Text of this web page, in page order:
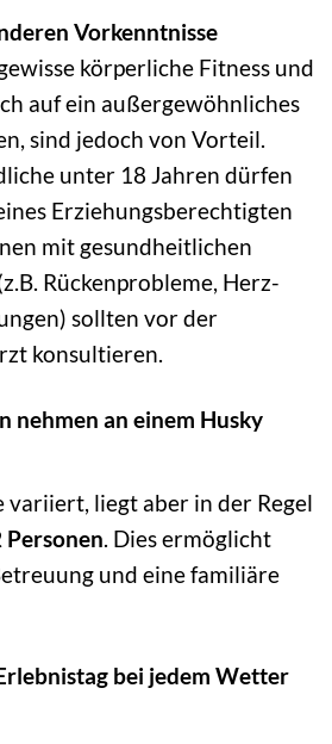
Vorkenntnisse
körperliche Fitness und
auf ein außergewöhnliches
sind jedoch von Vorteil.
unter 18 Jahren dürfen
Erziehungsberechtigten
mit gesundheitlichen
Rückenprobleme, Herz-
sollten vor der
konsultieren.
nehmen an einem Husky
variiert, liegt aber in der Regel
Personen. Dies ermöglicht
und eine familiäre
bei jedem Wetter